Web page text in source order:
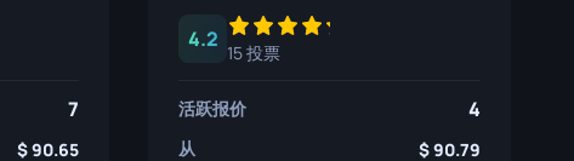
7
90.65
4.2
15 投票
活跃报价 4
从
90.79